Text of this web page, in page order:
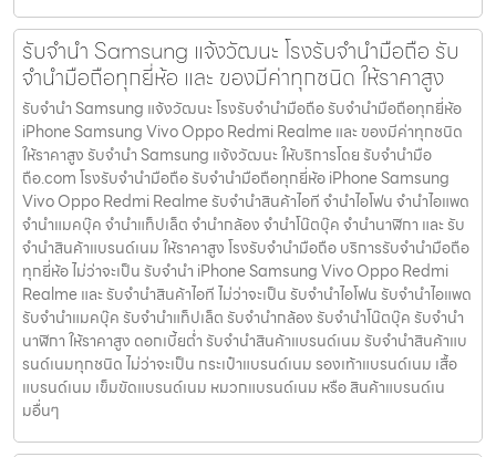
รับจำนำ Samsung แจ้งวัฒนะ โรงรับจำนำมือถือ รับ
จำนำมือถือทุกยี่ห้อ และ ของมีค่าทุกชนิด ให้ราคาสูง
รับจำนำ Samsung แจ้งวัฒนะ โรงรับจำนำมือถือ รับจำนำมือถือทุกยี่ห้อ
iPhone Samsung Vivo Oppo Redmi Realme และ ของมีค่าทุกชนิด
ให้ราคาสูง รับจำนำ Samsung แจ้งวัฒนะ ให้บริการโดย รับจํานํามือ
ถือ.com โรงรับจำนำมือถือ รับจำนำมือถือทุกยี่ห้อ iPhone Samsung
Vivo Oppo Redmi Realme รับจำนำสินค้าไอที จำนำไอโฟน จำนำไอแพด
จำนำแมคบุ๊ค จำนำแท็ปเล็ต จำนำกล้อง จำนำโน๊ตบุ๊ค จำนำนาฬิกา และ รับ
จำนำสินค้าแบรนด์เนม ให้ราคาสูง โรงรับจำนำมือถือ บริการรับจำนำมือถือ
ทุกยี่ห้อ ไม่ว่าจะเป็น รับจำนำ iPhone Samsung Vivo Oppo Redmi
Realme และ รับจำนำสินค้าไอที ไม่ว่าจะเป็น รับจำนำไอโฟน รับจำนำไอแพด
รับจำนำแมคบุ๊ค รับจำนำแท็ปเล็ต รับจำนำกล้อง รับจำนำโน๊ตบุ๊ค รับจำนำ
นาฬิกา ให้ราคาสูง ดอกเบี้ยต่ำ รับจำนำสินค้าแบรนด์เนม รับจำนำสินค้าแบ
รนด์เนมทุกชนิด ไม่ว่าจะเป็น กระเป๋าแบรนด์เนม รองเท้าแบรนด์เนม เสื้อ
แบรนด์เนม เข็มขัดแบรนด์เนม หมวกแบรนด์เนม หรือ สินค้าแบรนด์เน
มอื่นๆ